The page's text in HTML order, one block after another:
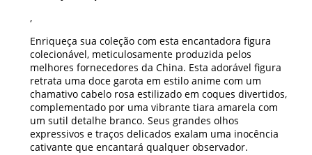
,
Enriqueça sua coleção com esta encantadora figura
colecionável, meticulosamente produzida pelos
melhores fornecedores da China. Esta adorável figura
retrata uma doce garota em estilo anime com um
chamativo cabelo rosa estilizado em coques divertidos,
complementado por uma vibrante tiara amarela com
um sutil detalhe branco. Seus grandes olhos
expressivos e traços delicados exalam uma inocência
cativante que encantará qualquer observador.